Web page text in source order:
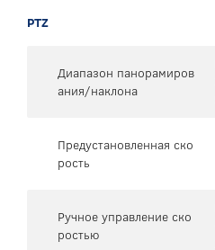
PTZ
Диапазон панорамиров
ания/наклона
Предустановленная ско
рость
Ручное управление ско
ростью